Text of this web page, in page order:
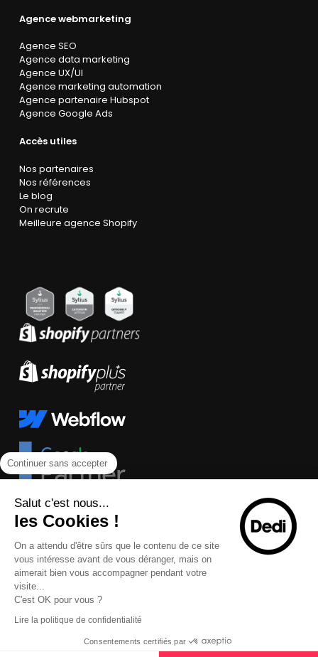
Agence webmarketing
Agence SEO
Agence data marketing
Agence UX/UI
Agence marketing automation
Agence partenaire Hubspot
Agence Google Ads
Accès utiles
Nos partenaires
Nos références
Le blog
On recrute
Meilleure agence Shopify
Continuer sans accepter
Salut c'est nous...
les Cookies !
On a attendu d'être sûrs que le contenu de ce site
vous intéresse avant de vous déranger, mais on
aimerait bien vous accompagner pendant votre
visite...
C'est OK pour vous ?
Lire la politique de confidentialité
Consentements certifiés par